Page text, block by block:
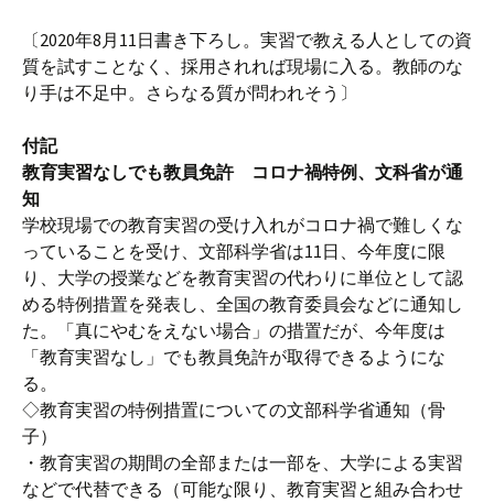
〔2020年8月11日書き下ろし。実習で教える人としての資
質を試すことなく、採用されれば現場に入る。教師のな
り手は不足中。さらなる質が問われそう〕
付記
教育実習なしでも教員免許 コロナ禍特例、文科省が通
知
学校現場での教育実習の受け入れがコロナ禍で難しくな
っていることを受け、文部科学省は11日、今年度に限
り、大学の授業などを教育実習の代わりに単位として認
める特例措置を発表し、全国の教育委員会などに通知し
た。「真にやむをえない場合」の措置だが、今年度は
「教育実習なし」でも教員免許が取得できるようにな
る。
◇教育実習の特例措置についての文部科学省通知（骨
子）
・教育実習の期間の全部または一部を、大学による実習
などで代替できる（可能な限り、教育実習と組み合わせ